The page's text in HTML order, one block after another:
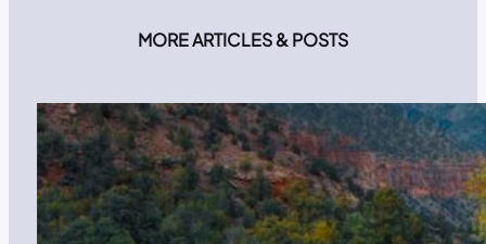
MORE ARTICLES & POSTS